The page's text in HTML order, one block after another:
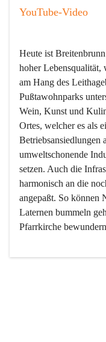
YouTube-Video
Heute ist
hoher Lebensqualität,
am Hang des
Pußtawohnparks
Wein, Kunst und
Ortes, welcher es als
Betriebsansiedlungen
umweltschonende
setzen. Auch die
harmonisch an die
angepaßt. So können
Laternen bummeln
Pfarrkirche
Der Weinbau